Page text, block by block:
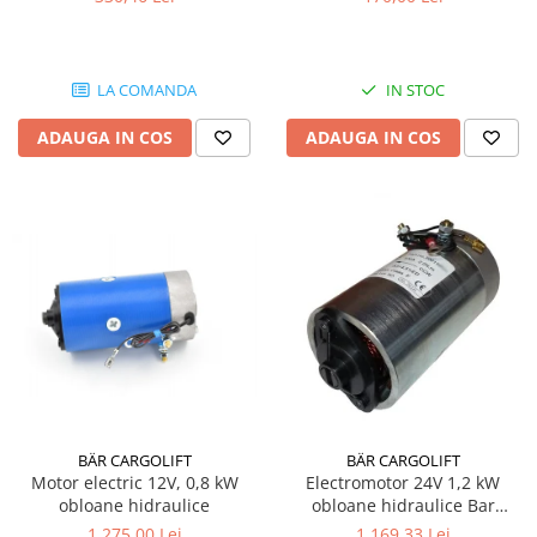
LA COMANDA
ADAUGA IN COS
IN STOC
ADAUGA IN COS
BÄR CARGOLIFT
Motor electric 12V, 0,8 kW
obloane hidraulice
BÄR CARGOLIFT
Electromotor 24V 1,2 kW
obloane hidraulice Bar
Cargolift